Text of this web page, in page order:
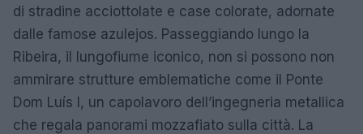
di stradine acciottolate e case colorate, adornate
dalle famose azulejos. Passeggiando lungo la
Ribeira, il lungofiume iconico, non si possono non
ammirare strutture emblematiche come il Ponte
Dom Luís I, un capolavoro dell’ingegneria metallica
che regala panorami mozzafiato sulla città. La